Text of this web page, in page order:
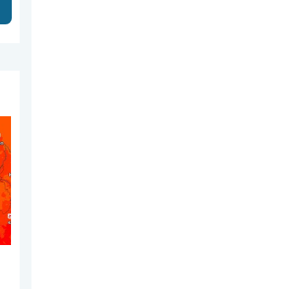
overal zomers warm. . . donderdag 23 juli 2026